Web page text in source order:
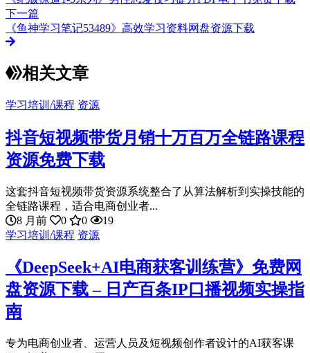
下一篇
《鱼神学习笔记53489》高效学习资料网盘资源下载
相关文章
学习培训/课程 资源
抖音短视频带货月销十万百万全链路课程
资源免费下载
这套抖音短视频带货资源系统整合了从算法解析到实操技能的
全链路课程，适合电商创业者...
8 月前
0 0
19
学习培训/课程 资源
《DeepSeek+AI电商获客训练营》免费网
盘资源下载 – 日产百条IP口播视频实操指
南
专为电商创业者、运营人员及短视频创作者设计的AI获客课